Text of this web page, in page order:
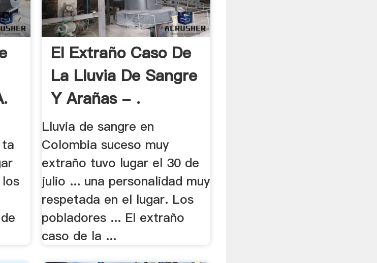
El Extraño Caso De
La Lluvia De Sangre
Y Arañas - .
Lluvia de sangre en
Colombia suceso muy
extraño tuvo lugar el 30 de
julio ... una personalidad muy
respetada en el lugar. Los
pobladores ... El extraño
caso de la ...